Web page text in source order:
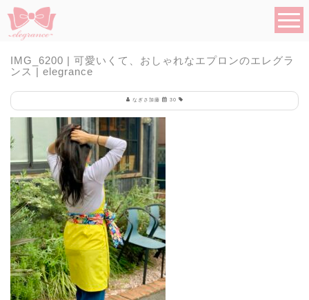
IMG_6200 | 可愛いくて、おしゃれなエプロンのエレグラ
ンス | elegrance
なぎさ加藤 30